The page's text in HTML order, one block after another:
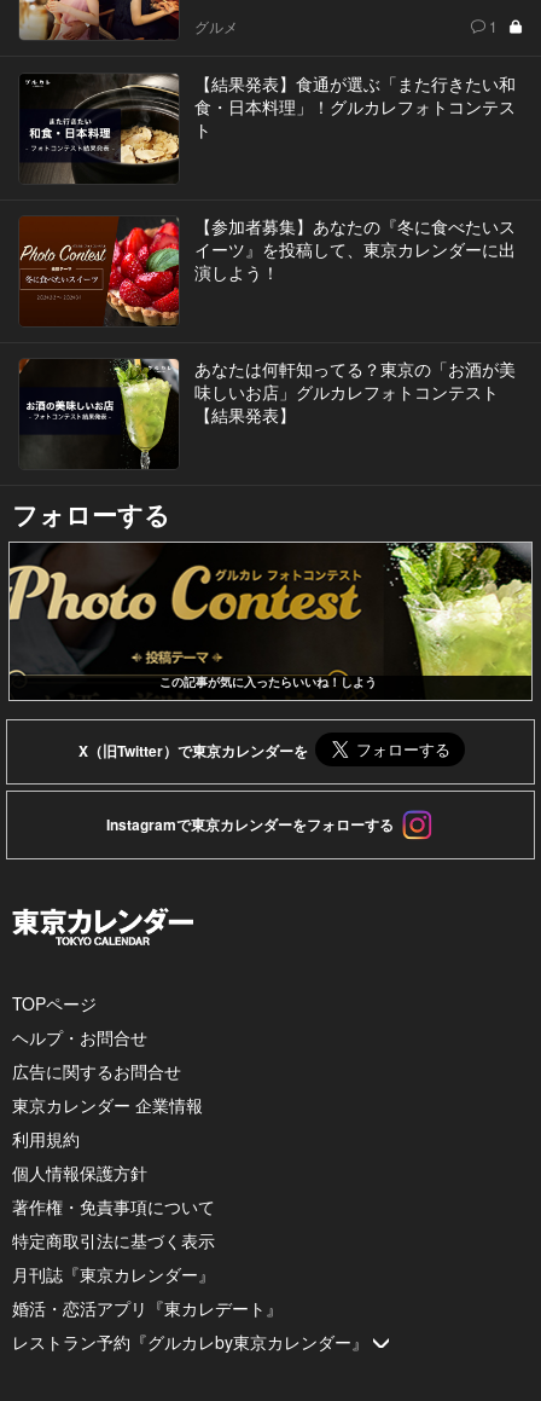
グルメ 1
【結果発表】食通が選ぶ「また行きたい和
食・日本料理」！グルカレフォトコンテス
ト
【参加者募集】あなたの『冬に食べたいス
イーツ』を投稿して、東京カレンダーに出
演しよう！
あなたは何軒知ってる？東京の「お酒が美
味しいお店」グルカレフォトコンテスト
【結果発表】
フォローする
この記事が気に入ったらいいね！しよう
X（旧Twitter）で東京カレンダーを
Instagramで東京カレンダーをフォローする
TOPページ
ヘルプ・お問合せ
広告に関するお問合せ
東京カレンダー 企業情報
利用規約
個人情報保護方針
著作権・免責事項について
特定商取引法に基づく表示
月刊誌『東京カレンダー』
婚活・恋活アプリ『東カレデート』
レストラン予約『グルカレby東京カレンダー』